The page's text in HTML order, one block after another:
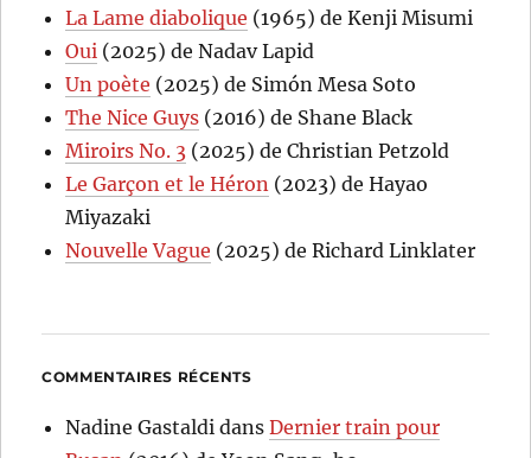
La Lame diabolique (1965) de Kenji Misumi
Oui (2025) de Nadav Lapid
Un poète (2025) de Simón Mesa Soto
The Nice Guys (2016) de Shane Black
Miroirs No. 3 (2025) de Christian Petzold
Le Garçon et le Héron (2023) de Hayao
Miyazaki
Nouvelle Vague (2025) de Richard Linklater
COMMENTAIRES RÉCENTS
Nadine Gastaldi dansDernier train pour